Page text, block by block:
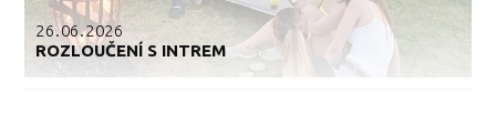
26.06.2026
ROZLOUČENÍ S INTREM